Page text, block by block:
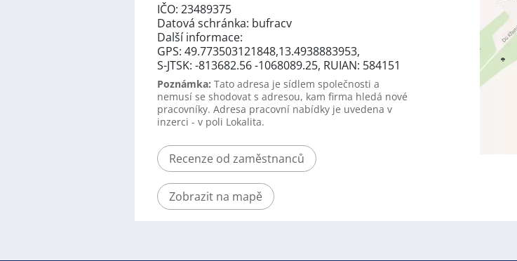
IČO: 23489375
Datová schránka: bufracv
Další informace:
GPS: 49.773503121848,13.4938883953,
S-JTSK: -813682.56 -1068089.25, RUIAN: 584151
Poznámka: Tato adresa je sídlem společnosti a
nemusí se shodovat s adresou, kam firma hledá nové
pracovníky. Adresa pracovní nabídky je uvedena v
inzerci - v poli Lokalita.
Recenze od zaměstnanců
Zobrazit na mapě